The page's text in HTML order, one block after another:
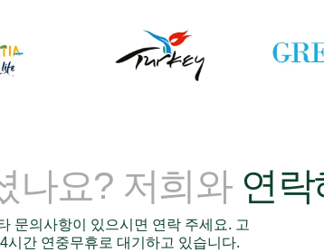
나요? 저희와 연
문의사항이 있으시면 연락 주세요. 고
시간 연중무휴로 대기하고 있습니다.